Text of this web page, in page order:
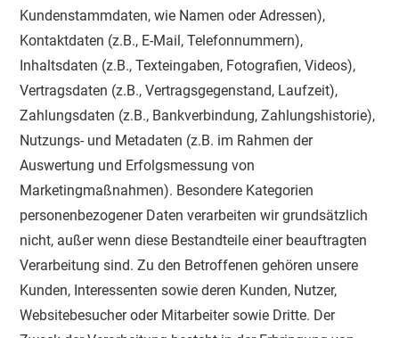
Kundenstammdaten, wie Namen oder Adressen),
Kontaktdaten (z.B., E-Mail, Telefonnummern),
Inhaltsdaten (z.B., Texteingaben, Fotografien, Videos),
Vertragsdaten (z.B., Vertragsgegenstand, Laufzeit),
Zahlungsdaten (z.B., Bankverbindung, Zahlungshistorie),
Nutzungs- und Metadaten (z.B. im Rahmen der
Auswertung und Erfolgsmessung von
Marketingmaßnahmen). Besondere Kategorien
personenbezogener Daten verarbeiten wir grundsätzlich
nicht, außer wenn diese Bestandteile einer beauftragten
Verarbeitung sind. Zu den Betroffenen gehören unsere
Kunden, Interessenten sowie deren Kunden, Nutzer,
Websitebesucher oder Mitarbeiter sowie Dritte. Der